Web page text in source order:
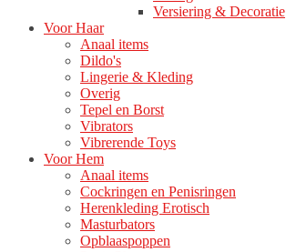
Versiering & Decoratie
Voor Haar
Anaal items
Dildo's
Lingerie & Kleding
Overig
Tepel en Borst
Vibrators
Vibrerende Toys
Voor Hem
Anaal items
Cockringen en Penisringen
Herenkleding Erotisch
Masturbators
Opblaaspoppen